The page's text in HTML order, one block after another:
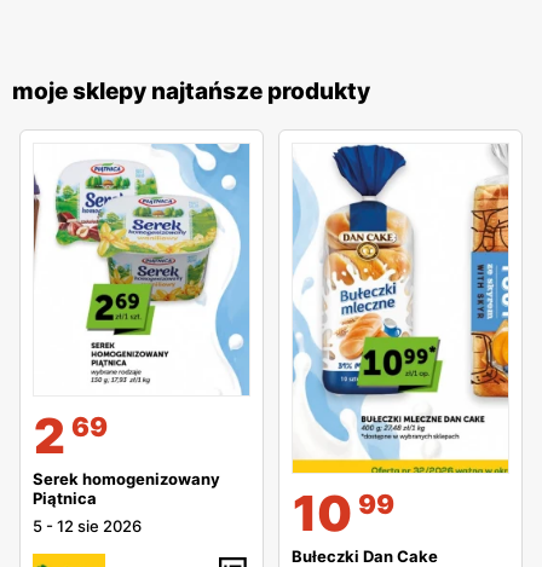
moje sklepy najtańsze produkty
2 69
Serek homogenizowany
Piątnica
5 -12 sie 2026 10 99
Bułeczki Dan Cake